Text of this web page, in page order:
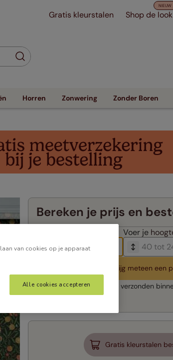
Gratis kleurstalen Shop de look
Horren Zonwering Zonder Boren
Bereken je prijs en
Voer je
Krijg meteen een
Snelle levering:
verzonden
Gratis kleurstalen
van cookies op je apparaat
Alle cookies accepteren